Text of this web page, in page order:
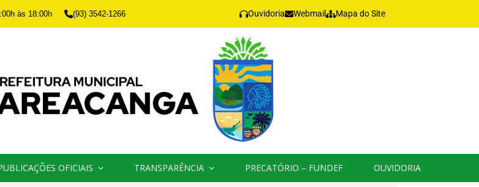
às 18:00h (93) 3542-1266 Ouvidoria Webmail Mapa do Site
OFICIAIS TRANSPARÊNCIA PRECATÓRIO – FUNDEF OUVIDORIA